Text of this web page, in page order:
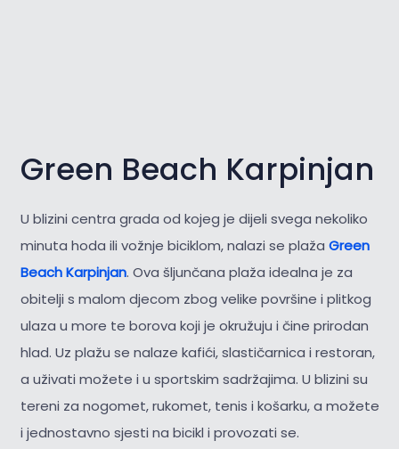
Green Beach Karpinjan
U blizini centra grada od kojeg je dijeli svega nekoliko
minuta hoda ili vožnje biciklom, nalazi se plaža Green
Beach Karpinjan. Ova šljunčana plaža idealna je za
obitelji s malom djecom zbog velike površine i plitkog
ulaza u more te borova koji je okružuju i čine prirodan
hlad. Uz plažu se nalaze kafići, slastičarnica i restoran,
a uživati možete i u sportskim sadržajima. U blizini su
tereni za nogomet, rukomet, tenis i košarku, a možete
i jednostavno sjesti na bicikl i provozati se.